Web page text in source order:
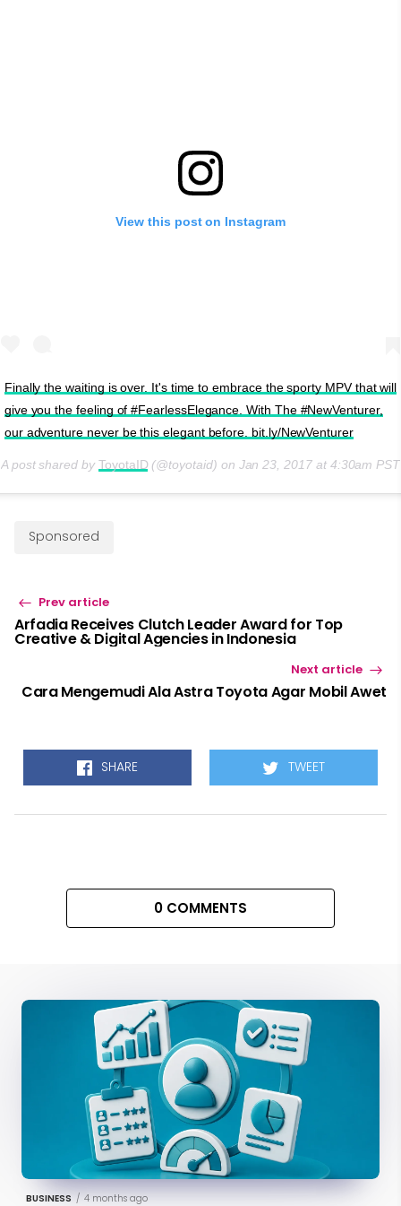
View this post on Instagram
Finally the waiting is over. It's time to embrace the sporty MPV that will
give you the feeling of #FearlessElegance. With The #NewVenturer,
our adventure never be this elegant before. bit.ly/NewVenturer
A post shared by ToyotaID (@toyotaid) on Jan 23, 2017 at 4:30am PST
Sponsored
Prev article
Arfadia Receives Clutch Leader Award for Top
Creative & Digital Agencies in Indonesia
Next article
Cara Mengemudi Ala Astra Toyota Agar Mobil Awet
SHARE TWEET
0 COMMENTS
BUSINESS / 4 months ago